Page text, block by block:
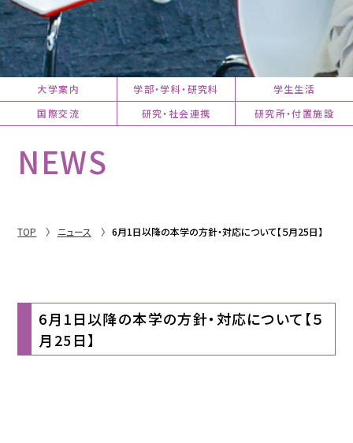
大学案内 学部・学科・研究科
学生生活
国際交流
研究・社会連携 研究所・付置施設
NEWS
TOP ニュース 6月1日以降の本学の方針・対応について【５月25日】
6月1日以降の本学の方針・対応について【５
月25日】